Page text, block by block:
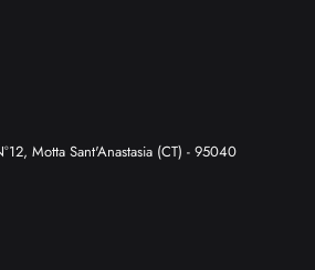
Motta Sant'Anastasia (CT) - 95040